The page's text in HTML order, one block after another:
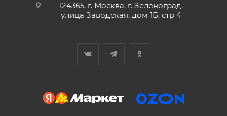
124365, г. Москва, г. Зеленоград,
улица Заводская, дом 1Б, стр 4